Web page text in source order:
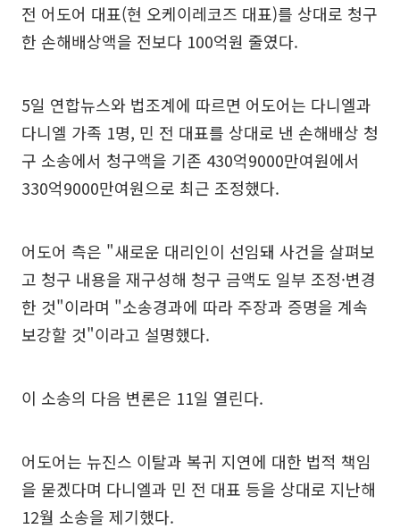
전 어도어 대표(현 오케이레코즈 대표)를 상대로 청구
한 손해배상액을 전보다 100억원 줄였다.
5일 연합뉴스와 법조계에 따르면 어도어는 다니엘과
다니엘 가족 1명, 민 전 대표를 상대로 낸 손해배상 청
구 소송에서 청구액을 기존 430억9000만여원에서
330억9000만여원으로 최근 조정했다.
어도어 측은 "새로운 대리인이 선임돼 사건을 살펴보
고 청구 내용을 재구성해 청구 금액도 일부 조정·변경
한 것"이라며 "소송경과에 따라 주장과 증명을 계속
보강할 것"이라고 설명했다.
이 소송의 다음 변론은 11일 열린다.
어도어는 뉴진스 이탈과 복귀 지연에 대한 법적 책임
을 묻겠다며 다니엘과 민 전 대표 등을 상대로 지난해
12월 소송을 제기했다.